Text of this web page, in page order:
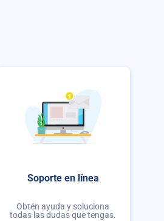
Soporte en línea
Obtén ayuda y soluciona
todas las dudas que tengas.